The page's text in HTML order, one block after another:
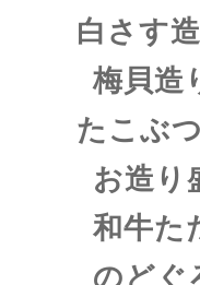
白さ
梅貝
たこ
お造り盛
和牛
のどぐろ